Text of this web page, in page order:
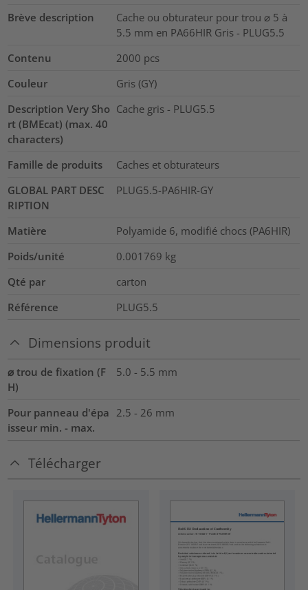
Brève description
Cache ou obturateur pour trou ⌀ 5 à
5.5 mm en PA66HIR Gris - PLUG5.5
Contenu
2000 pcs
Couleur
Gris (GY)
Description Very Sho
rt (BMEcat) (max. 40
characters)
Cache gris - PLUG5.5
Famille de produits
Caches et obturateurs
GLOBAL PART DESC
RIPTION
PLUG5.5-PA6HIR-GY
Matière
Polyamide 6, modifié chocs (PA6HIR)
Poids/unité
0.001769 kg
Qté par
carton
Référence
PLUG5.5
Dimensions produit
⌀ trou de fixation (F
H)
5.0 - 5.5 mm
Pour panneau d'épa
isseur min. - max.
2.5 - 26 mm
Télécharger